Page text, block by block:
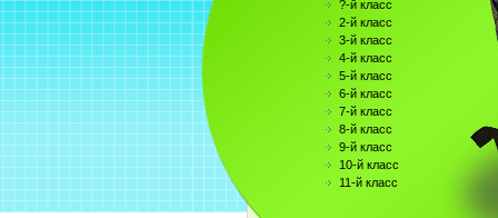
?-й класс
2-й класс
3-й класс
4-й класс
5-й класс
6-й класс
7-й класс
8-й класс
9-й класс
10-й класс
11-й класс